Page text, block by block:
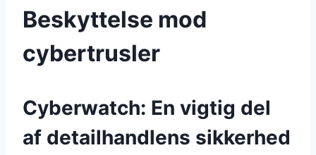
Beskyttelse mod
cybertrusler
Cyberwatch: En vigtig del
af detailhandlens sikkerhed